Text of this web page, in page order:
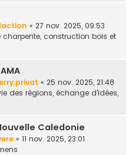
« 27 nov. 2025, 09:53
charpente, construction bois et
« 25 nov. 2025, 21:48
des régions, échange d'idées,
Caledonie
« 11 nov. 2025, 23:01